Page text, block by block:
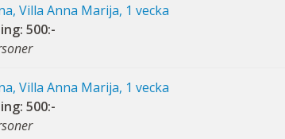
Villa Anna Marija, 1 vecka
500:-
Villa Anna Marija, 1 vecka
500:-